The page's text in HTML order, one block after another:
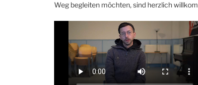
Weg begleiten möchten, sind herzlich